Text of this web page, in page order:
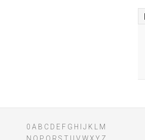
0 A B C D E F G H J K
M